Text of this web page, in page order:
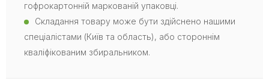
гофрокартонній маркованій упаковці.
Складання товару може бути здійснено нашими
спеціалістами (Київ та область), або стороннім
кваліфікованим збиральником.